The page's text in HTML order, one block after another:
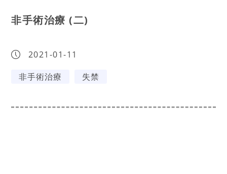
非手術治療 (二)
2021-01-11
非手術治療
失禁